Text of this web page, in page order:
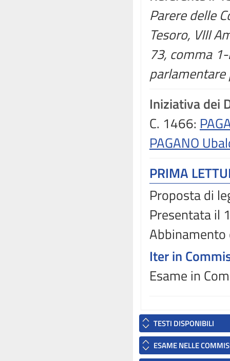
Parere delle
Tesoro, VIII
73, comma
Iniziativa dei
C. 1466:
PAGANO
PRIMA
Proposta di
Presentata il
Abbinamento
Iter in
Esame in
TESTI DISPONIBILI
ESAME NELLE